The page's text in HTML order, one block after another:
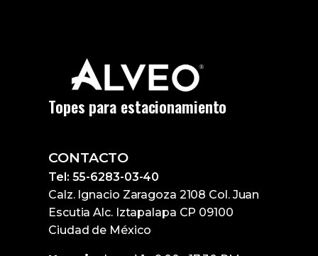
Topes para estacionamiento
CONTACTO
Tel: 55-6283-03-40
Calz. Ignacio Zaragoza 2108 Col. Juan
Escutia Alc. Iztapalapa CP 09100
Ciudad de México